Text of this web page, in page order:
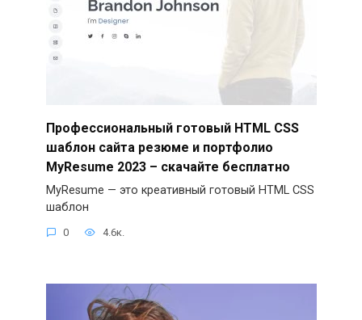
Профессиональный готовый HTML CSS
шаблон сайта резюме и портфолио
MyResume 2023 – скачайте бесплатно
MyResume — это креативный готовый HTML CSS
шаблон
0 4.6к.